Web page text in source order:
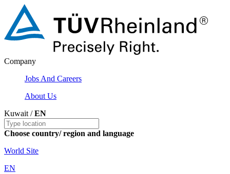
Company
Jobs And Careers
About Us
Kuwait /EN
Choose country/ region and language
World Site
EN